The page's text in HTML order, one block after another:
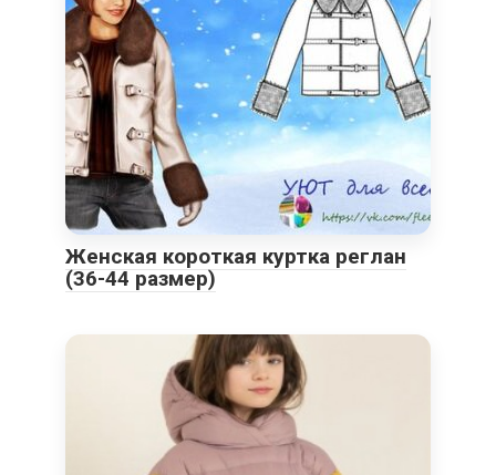
Женская короткая куртка реглан
(36-44 размер)